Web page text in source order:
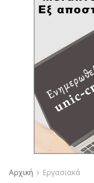
Αρχική Εργασιακά